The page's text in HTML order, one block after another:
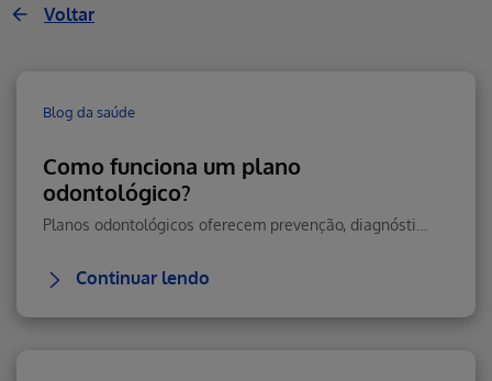
Voltar
Blog da saúde
Como funciona um plano
odontológico?
Continuar lendo